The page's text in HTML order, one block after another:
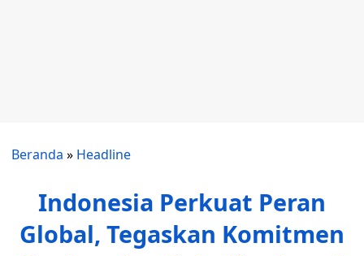
Beranda » Headline
Indonesia Perkuat Peran
Global, Tegaskan Komitmen